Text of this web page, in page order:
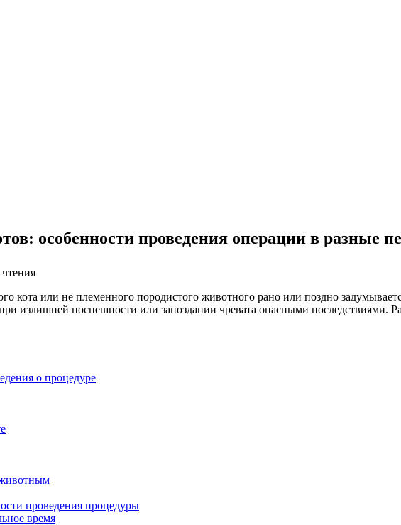
особенности проведения операции в разные
кота или не племенного породистого животного рано или поздно
излишней поспешности или запоздании чревата опасными последствиями.
о процедуре
проведения процедуры
время